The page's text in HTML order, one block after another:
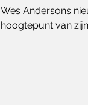
Wes Andersons
hoogtepunt van